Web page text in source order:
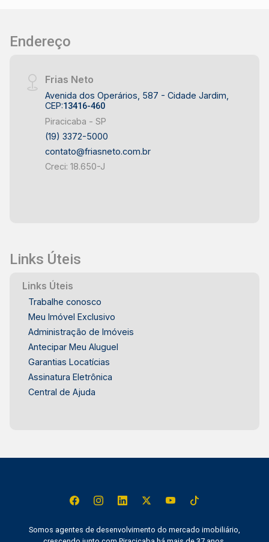
Endereço
Frias Neto
Avenida dos Operários, 587 - Cidade Jardim,
CEP:13416-460
Piracicaba - SP
(19) 3372-5000
contato@friasneto.com.br
Creci: 18.650-J
Links Úteis
Links Úteis
Trabalhe conosco
Meu Imóvel Exclusivo
Administração de Imóveis
Antecipar Meu Aluguel
Garantias Locatícias
Assinatura Eletrônica
Central de Ajuda
Somos agentes de desenvolvimento do mercado imobiliário,